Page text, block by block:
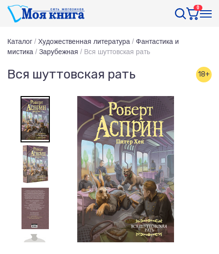
0
Каталог / Художественная литература / Фантастика и
мистика / Зарубежная / Вся шуттовская рать
Вся шуттовская рать 18+